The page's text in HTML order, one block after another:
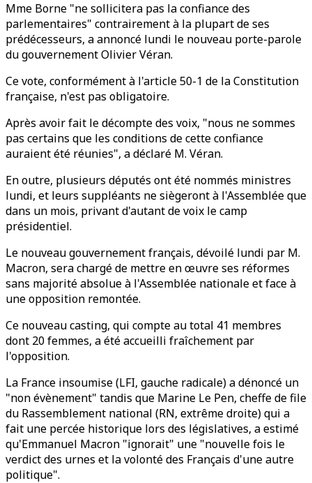
Mme Borne "ne sollicitera pas la confiance des
parlementaires" contrairement à la plupart de ses
prédécesseurs, a annoncé lundi le nouveau porte-parole
du gouvernement Olivier Véran.
Ce vote, conformément à l'article 50-1 de la Constitution
française, n'est pas obligatoire.
Après avoir fait le décompte des voix, "nous ne sommes
pas certains que les conditions de cette confiance
auraient été réunies", a déclaré M. Véran.
En outre, plusieurs députés ont été nommés ministres
lundi, et leurs suppléants ne siègeront à l'Assemblée que
dans un mois, privant d'autant de voix le camp
présidentiel.
Le nouveau gouvernement français, dévoilé lundi par M.
Macron, sera chargé de mettre en œuvre ses réformes
sans majorité absolue à l'Assemblée nationale et face à
une opposition remontée.
Ce nouveau casting, qui compte au total 41 membres
dont 20 femmes, a été accueilli fraîchement par
l'opposition.
La France insoumise (LFI, gauche radicale) a dénoncé un
"non évènement" tandis que Marine Le Pen, cheffe de file
du Rassemblement national (RN, extrême droite) qui a
fait une percée historique lors des législatives, a estimé
qu'Emmanuel Macron "ignorait" une "nouvelle fois le
verdict des urnes et la volonté des Français d'une autre
politique".